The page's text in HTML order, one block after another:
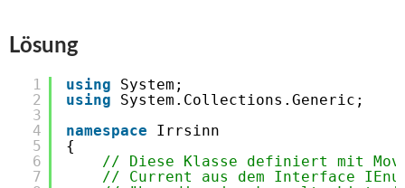
Lösung
1
2
3
4
5
6
7
using
System;
using
System.Collections.Generic;
namespace
Irrsinn
{
// Diese Klasse definiert mit
// Current aus dem Interface